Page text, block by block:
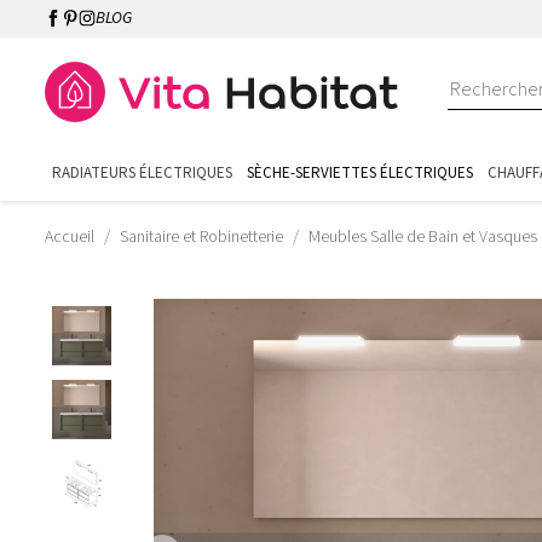
BLOG
RADIATEURS ÉLECTRIQUES SÈCHE-SERVIETTES ÉLECTRIQUES
Accueil Sanitaire et Robinetterie Meubles Salle de Bain et Vasques